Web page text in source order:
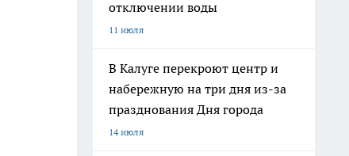
отключении воды
11 июля
В Калуге перекроют центр и
набережную на три дня из-за
празднования Дня города
14 июля